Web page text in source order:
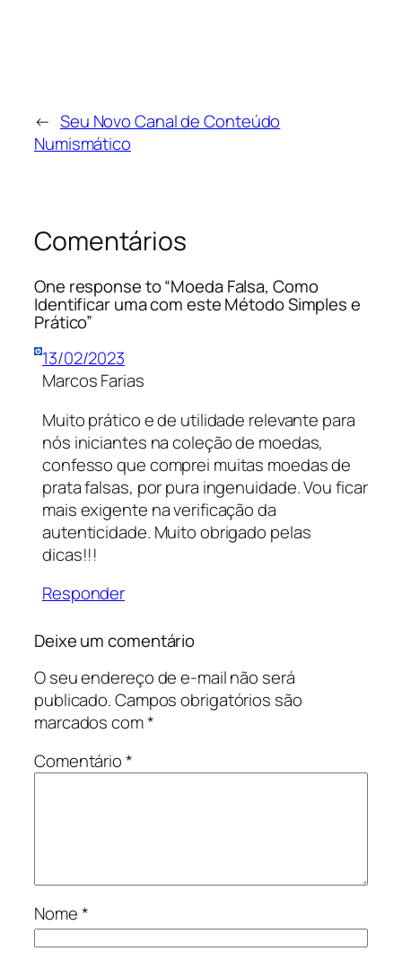
← Seu Novo Canal de Conteúdo
Numismático
Comentários
One response to “Moeda Falsa, Como
Identificar uma com este Método Simples e
Prático”
13/02/2023
Marcos Farias
Muito prático e de utilidade relevante para
nós iniciantes na coleção de moedas,
confesso que comprei muitas moedas de
prata falsas, por pura ingenuidade. Vou ficar
mais exigente na verificação da
autenticidade. Muito obrigado pelas
dicas!!!
Responder
Deixe um comentário
O seu endereço de e-mail não será
publicado.Campos obrigatórios são
marcados com*
Comentário*
Nome*